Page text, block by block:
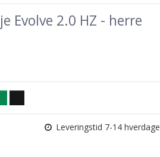
Evolve 2.0 HZ - herre
Leveringstid 7-14 hverdage